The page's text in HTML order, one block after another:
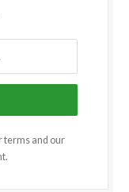
terms and our